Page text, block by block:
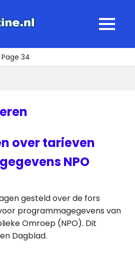
MENU
Page 34
over tarieven
NPO
gesteld over de fors
programmagegevens van
Omroep (NPO). Dit
Dagblad.